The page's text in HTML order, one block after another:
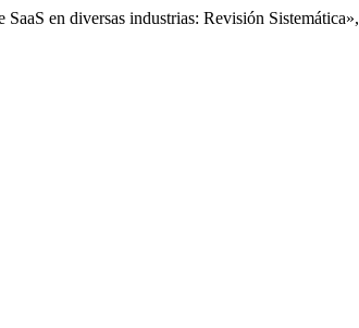
en diversas industrias: Revisión Sistemática»,